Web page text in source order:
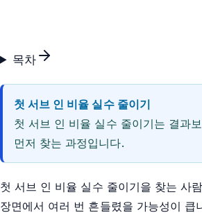
목차
첫 서브 인 비율 실수 줄이기
첫 서브 인 비율 실수 줄이기는 결과
먼저 찾는 과정입니다.
첫 서브 인 비율 실수 줄이기을 찾는 사
장면에서 여러 번 흔들렸을 가능성이 큽